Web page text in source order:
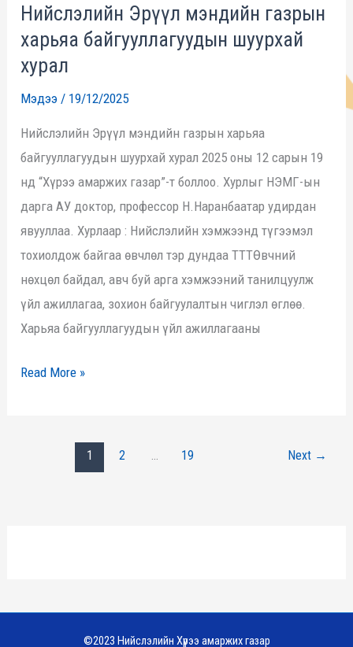
Нийслэлийн Эрүүл мэндийн газрын
харьяа байгууллагуудын шуурхай
хурал
Мэдээ / 19/12/2025
Нийслэлийн Эрүүл мэндийн газрын харьяа
байгууллагуудын шуурхай хурал 2025 оны 12 сарын 19
нд “Хүрээ амаржих газар”-т боллоо. Хурлыг НЭМГ-ын
дарга АУ доктор, профессор Н.Наранбаатар удирдан
явууллаа. Хурлаар : Нийслэлийн хэмжээнд түгээмэл
тохиолдож байгаа өвчлөл тэр дундаа ТТТӨвчний
нөхцөл байдал, авч буй арга хэмжээний танилцуулж
үйл ажиллагаа, зохион байгуулалтын чиглэл өглөө.
Харьяа байгууллагуудын үйл ажиллагааны
Нийслэлийн
Эрүүл
мэндийн
харьяа
байгууллагуудын
шуурхай
хурал
Read More »
1 2 … 19 Next →
©2023 Нийслэлийн Хүрээ амаржих газар